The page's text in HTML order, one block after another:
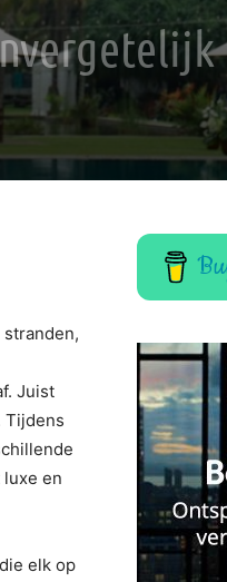
Juist
Tijdens
en
elk op